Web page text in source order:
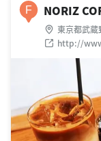
F NORIZ
東京都武蔵
http://